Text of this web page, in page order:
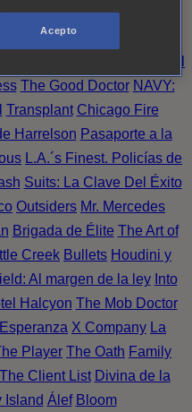
Candice Renoir
Annika Lincoln Rhyme:
The Good Doctor NAVY:
Transplant Chicago Fire
Harrelson Pasaporte a la
L.A.´s Finest. Policías de
Suits: La Clave Del Éxito
Outsiders Mr. Mercedes
Brigada de Élite The Art of
Creek Bullets Houdini y
Al margen de la ley Into
Halcyon The Mob Doctor
X Company La
Player The Oath Family
The Client List Divina de la
Island Álef Bloom
Acepto